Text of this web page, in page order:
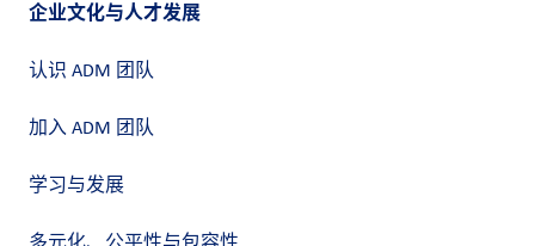
企业文化与人才发展
认识 ADM 团队
加入 ADM 团队
学习与发展